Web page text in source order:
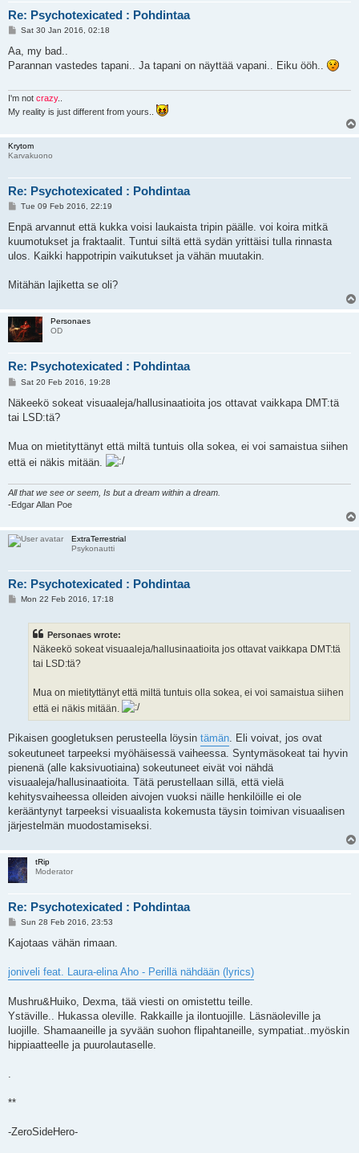
Re: Psychotexicated : Pohdintaa
P
s
Sat 30 Jan 2016, 02:18
Aa, my bad..
Parannan vastedes tapani.. Ja tapani on näyttää vapani.. Eiku ööh..
I'm not crazy..
My reality is just different from yours..
Krytom
Karvakuono
Re: Psychotexicated : Pohdintaa
P
s
Tue 09 Feb 2016, 22:19
Enpä arvannut että kukka voisi laukaista tripin päälle. voi koira mitkä
kuumotukset ja fraktaalit. Tuntui siltä että sydän yrittäisi tulla rinnasta
ulos. Kaikki happotripin vaikutukset ja vähän muutakin.
Mitähän lajiketta se oli?
Personaes
OD
Re: Psychotexicated : Pohdintaa
P
s
Sat 20 Feb 2016, 19:28
Näkeekö sokeat visuaaleja/hallusinaatioita jos ottavat vaikkapa DMT:tä
tai LSD:tä?
Mua on mietityttänyt että miltä tuntuis olla sokea, ei voi samaistua siihen
että ei näkis mitään.
All that we see or seem, Is but a dream within a dream.
-Edgar Allan Poe
ExtraTerrestrial
Psykonautti
Re: Psychotexicated : Pohdintaa
PMon 22 Feb 2016, 17:18
Personaes wrote:
Näkeekö sokeat visuaaleja/hallusinaatioita jos ottavat vaikkapa DMT:tä
tai LSD:tä?
Mua on mietityttänyt että miltä tuntuis olla sokea, ei voi samaistua siihen
että ei näkis mitään.
Pikaisen googletuksen perusteella löysin tämän . Eli voivat, jos ovat
sokeutuneet tarpeeksi myöhäisessä vaiheessa. Syntymäsokeat tai hyvin
pienenä (alle kaksivuotiaina) sokeutuneet eivät voi nähdä
visuaaleja/hallusinaatioita. Tätä perustellaan sillä, että vielä
kehitysvaiheessa olleiden aivojen vuoksi näille henkilöille ei ole
kerääntynyt tarpeeksi visuaalista kokemusta täysin toimivan visuaalisen
järjestelmän muodostamiseksi.
tRip
Moderator
Re: Psychotexicated : Pohdintaa
P
s
Sun 28 Feb 2016, 23:53
Kajotaas vähän rimaan.
joniveli feat. Laura-elina Aho - Perillä nähdään (lyrics)
Mushru&Huiko, Dexma, tää viesti on omistettu teille.
Ystäville.. Hukassa oleville. Rakkaille ja ilontuojille. Läsnäoleville ja
luojille. Shamaaneille ja syvään suohon flipahtaneille, sympatiat..myöskin
hippiaatteelle ja puurolautaselle.
.
**
-ZeroSideHero-